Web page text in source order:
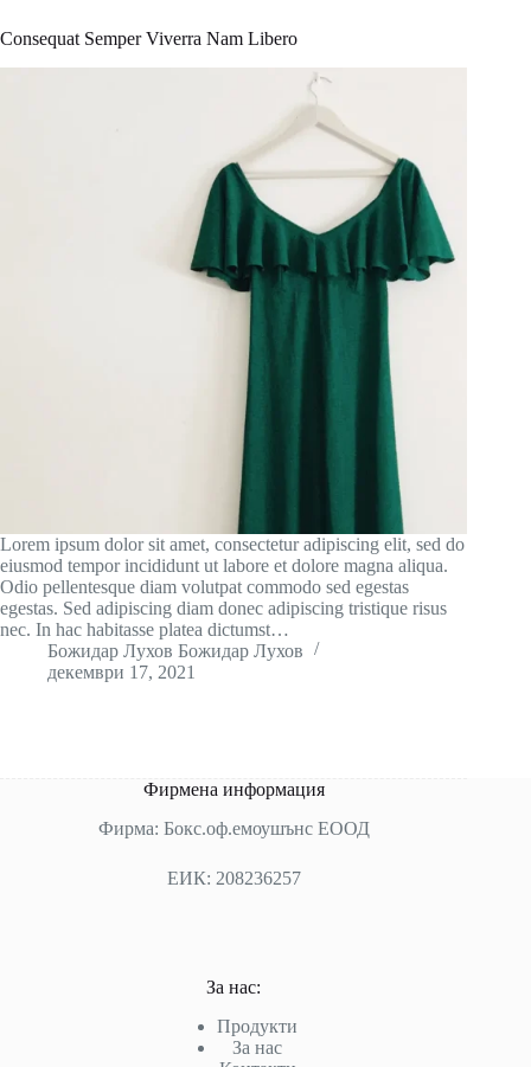
Consequat Semper Viverra Nam Libero
Lorem ipsum dolor sit amet, consectetur adipiscing elit, sed do
eiusmod tempor incididunt ut labore et dolore magna aliqua.
Odio pellentesque diam volutpat commodo sed egestas
egestas. Sed adipiscing diam donec adipiscing tristique risus
nec. In hac habitasse platea dictumst…
Божидар Лухов Божидар Лухов
декември 17, 2021
Фирмена информация
Фирма: Бокс.оф.емоушънс ЕООД
ЕИК: 208236257
За нас:
Продукти
За нас